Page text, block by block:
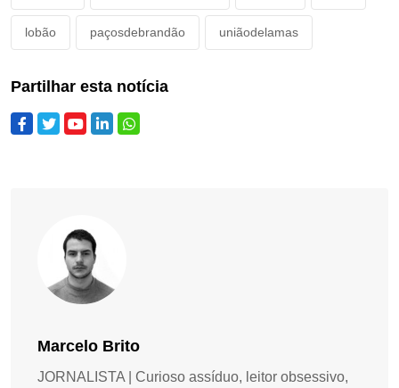
lobão paçosdebrandão uniãodelamas
Partilhar esta notícia
Marcelo Brito
JORNALISTA | Curioso assíduo, leitor obsessivo,